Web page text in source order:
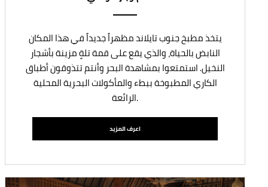
يتخذ مطبخ جنوب تايلاند مظهراً جديداً في هذا المكان
النابض بالحياة، والذي يقع على قمة تلةٍ مزينة بأشجار
النخيل. استمتعوا بمشاهدة البحر وأنتم تتذوقون أطباق
الكاري المطبوخة ببطء والمأكولات البحرية المحلية
الرائعة.
اعرف المزيد